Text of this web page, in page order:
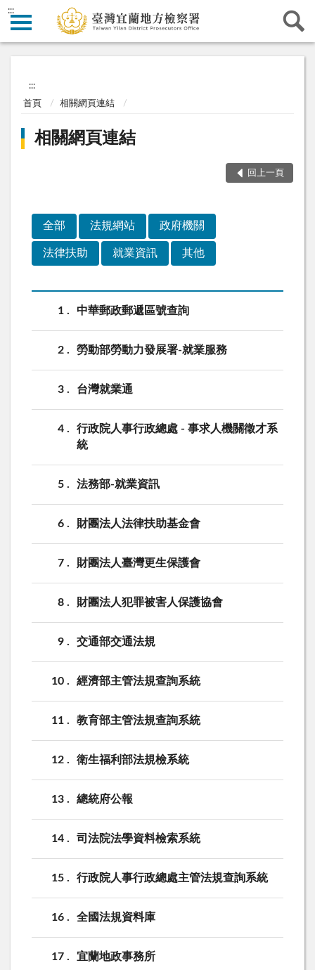
:::
:::
首頁 相關網頁連結
相關網頁連結
回上一頁
全部 法規網站 政府機關
法律扶助 就業資訊 其他
1 中華郵政郵遞區號查詢
2 勞動部勞動力發展署-就業服務
3 台灣就業通
4
行政院人事行政總處 - 事求人機關徵才系
統
5 法務部-就業資訊
6 財團法人法律扶助基金會
7 財團法人臺灣更生保護會
8 財團法人犯罪被害人保護協會
9 交通部交通法規
10 經濟部主管法規查詢系統
11 教育部主管法規查詢系統
12 衛生福利部法規檢系統
13 總統府公報
14 司法院法學資料檢索系統
15 行政院人事行政總處主管法規查詢系統
16 全國法規資料庫
17 宜蘭地政事務所